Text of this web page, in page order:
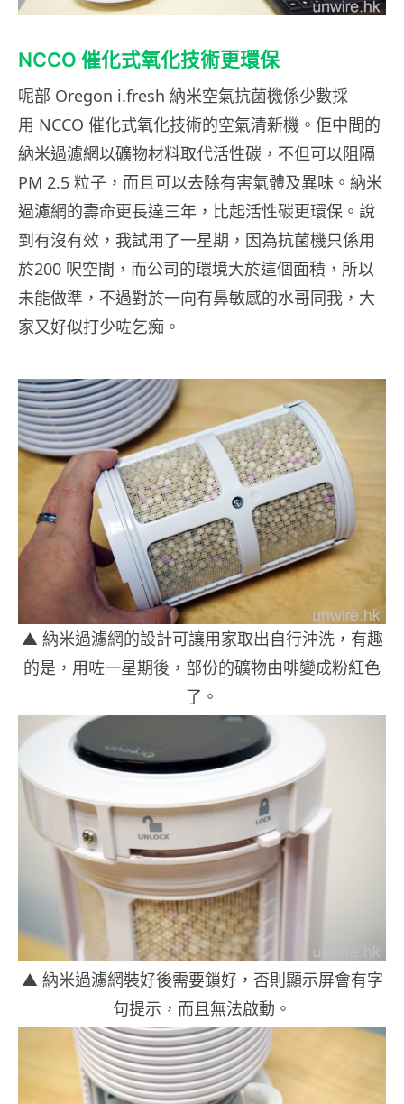
NCCO 催化式氧化技術更環保
呢部 Oregon i.fresh 納米空氣抗菌機係少數採
用 NCCO 催化式氧化技術的空氣清新機。佢中間的
納米過濾網以礦物材料取代活性碳，不但可以阻隔
PM 2.5 粒子，而且可以去除有害氣體及異味。納米
過濾網的壽命更長達三年，比起活性碳更環保。說
到有沒有效，我試用了一星期，因為抗菌機只係用
於200 呎空間，而公司的環境大於這個面積，所以
未能做準，不過對於一向有鼻敏感的水哥同我，大
家又好似打少咗乞痴。
▲ 納米過濾網的設計可讓用家取出自行沖洗，有趣
的是，用咗一星期後，部份的礦物由啡變成粉紅色
了。
▲ 納米過濾網裝好後需要鎖好，否則顯示屏會有字
句提示，而且無法啟動。